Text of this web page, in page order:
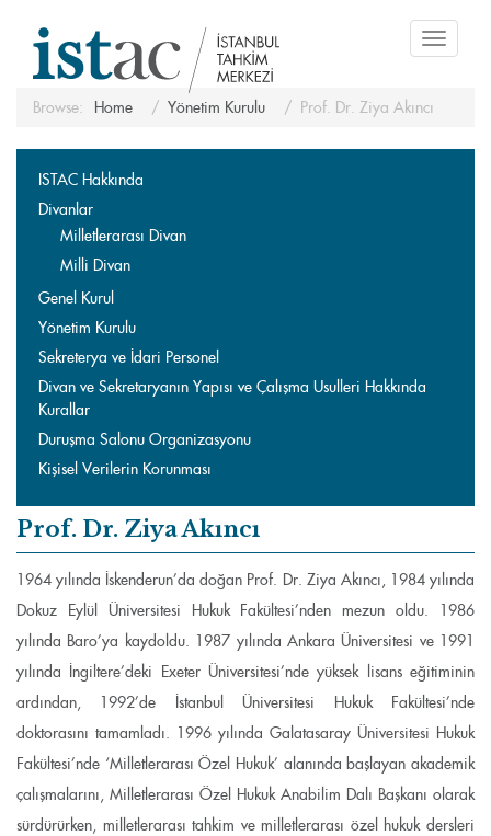
Toggle
Browse: Home Yönetim Kurulu Prof. Dr. Ziya Akıncı
ISTAC Hakkında
Divanlar
Milletlerarası Divan
Milli Divan
Genel Kurul
Yönetim Kurulu
Sekreterya ve İdari Personel
Divan ve Sekretaryanın Yapısı ve Çalışma Usulleri Hakkında
Kurallar
Duruşma Salonu Organizasyonu
Kişisel Verilerin Korunması
Prof. Dr. Ziya Akıncı
1964 yılında İskenderun’da doğan Prof. Dr. Ziya Akıncı, 1984 yılında
Dokuz Eylül Üniversitesi Hukuk Fakültesi’nden mezun oldu. 1986
yılında Baro’ya kaydoldu. 1987 yılında Ankara Üniversitesi ve 1991
yılında İngiltere’deki Exeter Üniversitesi’nde yüksek lisans eğitiminin
ardından, 1992’de İstanbul Üniversitesi Hukuk Fakültesi’nde
doktorasını tamamladı. 1996 yılında Galatasaray Üniversitesi Hukuk
Fakültesi’nde ‘Milletlerarası Özel Hukuk’ alanında başlayan akademik
çalışmalarını, Milletlerarası Özel Hukuk Anabilim Dalı Başkanı olarak
sürdürürken, milletlerarası tahkim ve milletlerarası özel hukuk dersleri